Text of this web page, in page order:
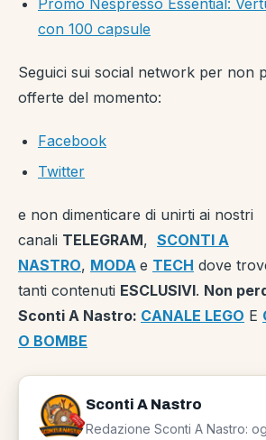
Promo Nespresso Essential:
con 100 capsule
Seguici sui social network per non
offerte del momento:
Facebook
Twitter
e non dimenticare di unirti ai nostri
canali TELEGRAM, SCONTI A
NASTRO, MODA e TECH dove
tanti contenuti ESCLUSIVI. Non
Sconti A Nastro: CANALE LEGO E
O BOMBE
Sconti A Nastro
Redazione Sconti A Nastro: